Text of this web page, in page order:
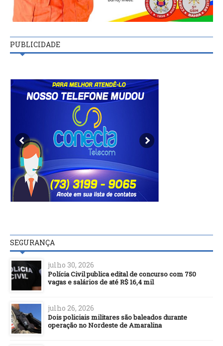
PUBLICIDADE
SEGURANÇA
julho 30, 2026
Polícia Civil publica edital de concurso com 750
vagas e salários de até R$ 16,4 mil
julho 26, 2026
Dois policiais militares são baleados durante
operação no Nordeste de Amaralina